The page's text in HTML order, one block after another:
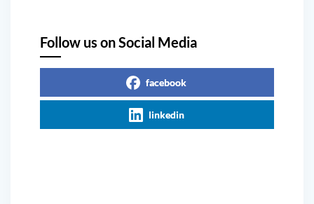
Follow us on Social Media
facebook
linkedin